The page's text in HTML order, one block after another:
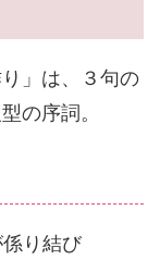
」は、３句の
の序詞。
り結び